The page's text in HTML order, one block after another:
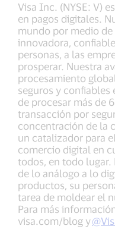
Visa Inc. (NYSE: V)
en pagos digitales.
mundo por medio de
innovadora,
personas, a las
prosperar. Nuestra
procesamiento
seguros y confiables
de procesar más de
transacción por
concentración de la
un catalizador para
comercio digital en
todos, en todo lugar.
de lo análogo a lo
productos, su
tarea de moldear el
Para más
visa.com/blog y